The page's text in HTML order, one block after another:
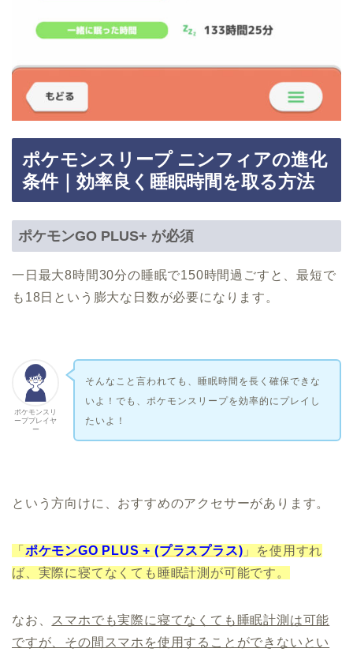
ポケモンスリープ ニンフィアの進化
条件｜効率良く睡眠時間を取る方法
ポケモンGO PLUS+ が必須
一日最大8時間30分の睡眠で150時間過ごすと、最短で
も18日という膨大な日数が必要になります。
ポケモンスリ
ーププレイヤ
ー
そんなこと言われても、睡眠時間を長く確保できな
いよ！でも、ポケモンスリープを効率的にプレイし
たいよ ！
という方向けに、おすすめのアクセサーがあります。
「 ポケモンGO PLUS + (プラスプラス) 」を使用すれ
ば、実際に寝てなくても睡眠計測が可能です。
なお、 スマホでも実際に寝てなくても睡眠計測は可能
ですが、その間スマホを使用することができないとい